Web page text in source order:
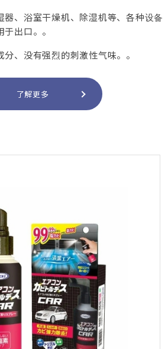
器、浴室干燥机、除湿机等、各种设备
出口。。
、没有强烈的刺激性气味。。
了解更多